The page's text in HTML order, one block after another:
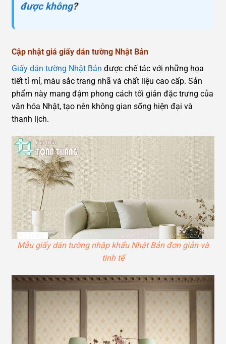
được không?
Cập nhật giá giấy dán tường Nhật Bản
Giấy dán tường Nhật Bản được chế tác với những họa
tiết tỉ mỉ, màu sắc trang nhã và chất liệu cao cấp. Sản
phẩm này mang đậm phong cách tối giản đặc trưng của
văn hóa Nhật, tạo nên không gian sống hiện đại và
thanh lịch.
Mẫu giấy dán tường nhập khẩu Nhật Bản đơn giản và
tinh tế